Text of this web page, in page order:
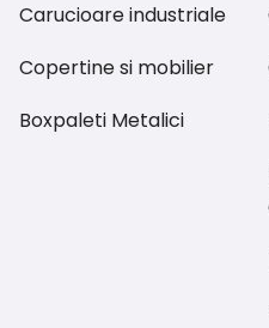
Carucioare industriale
Copertine si mobilier
Boxpaleti Metalici